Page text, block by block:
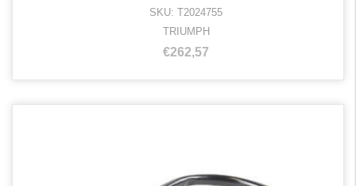
SKU: T2024755
TRIUMPH
€262,57